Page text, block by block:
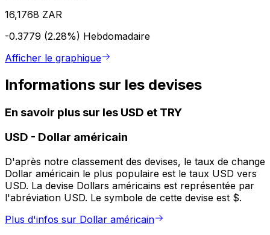
16,1768 ZAR
-0.3779 (2.28%) Hebdomadaire
Afficher le graphique
Informations sur les devises
En savoir plus sur les USD et TRY
USD - Dollar américain
D'après notre classement des devises, le taux de change
Dollar américain le plus populaire est le taux USD vers
USD. La devise Dollars américains est représentée par
l'abréviation USD. Le symbole de cette devise est $.
Plus d'infos sur Dollar américain